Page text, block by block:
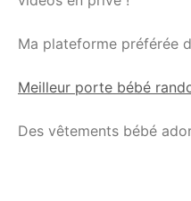
Ma plateforme préférée
Meilleur porte bébé
Des vêtements bébé